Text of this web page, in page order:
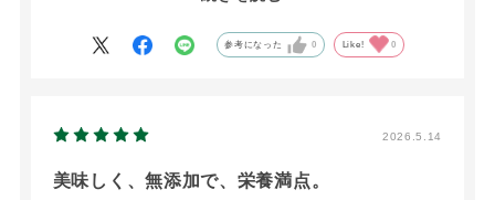
てくる直筆の手紙も楽しみにしています。
参考になった 0 Like! 0
2026.5.14
美味しく、無添加で、栄養満点。